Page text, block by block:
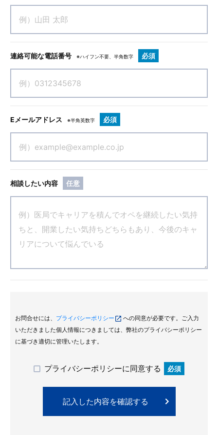
連絡可能な電話番号 ※ハイフン不要、半角数字 必須
Eメールアドレス ※半角英数字 必須
相談したい内容 任意
お問合せには、 プライバシーポリシー
への同意が必要です。ご入力
いただきました個人情報につきましては、弊社のプライバシーポリシー
に基づき適切に管理いたします。
プライバシーポリシーに同意する 必須